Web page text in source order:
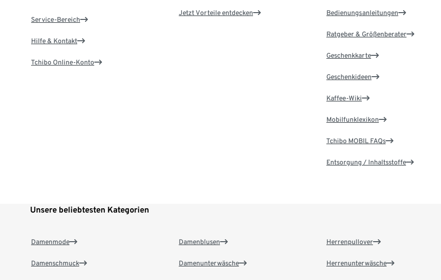
Service-Bereich
Hilfe & Kontakt
Tchibo Online-Konto
Jetzt Vorteile entdecken Bedienungsanleitungen
Ratgeber & Größenberater
Geschenkkarte
Geschenkideen
Kaffee-Wiki
Mobilfunklexikon
Tchibo MOBIL FAQs
Entsorgung / Inhaltsstoffe
Unsere beliebtesten Kategorien
Damenmode
Damenschmuck
Damenblusen
Damenunterwäsche
Herrenpullover
Herrenunterwäsche